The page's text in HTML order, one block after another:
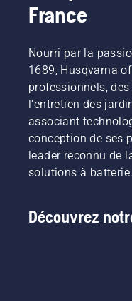
France
Nourri par la
1689, Husqvarna
professionnels,
l’entretien des
associant
conception de ses
leader reconnu de
solutions à batterie.
Découvrez